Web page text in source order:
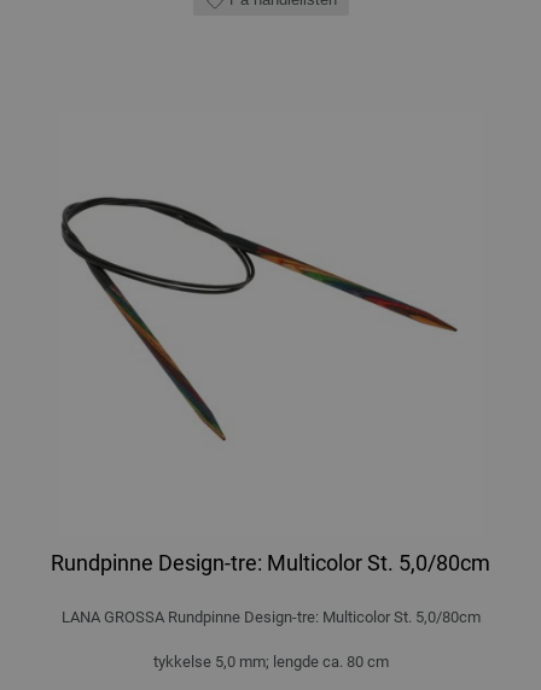
Rundpinne Design-tre: Multicolor St. 5,0/80cm
LANA GROSSA Rundpinne Design-tre: Multicolor St. 5,0/80cm
tykkelse 5,0 mm; lengde ca. 80 cm